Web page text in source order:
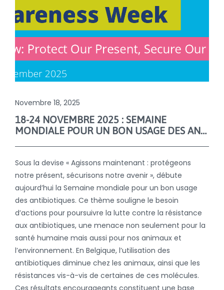
Novembre 18, 2025
18-24 NOVEMBRE 2025 : SEMAINE
MONDIALE POUR UN BON USAGE DES ANTIBIOTIQUES
Sous la devise « Agissons maintenant : protégeons
notre présent, sécurisons notre avenir », débute
aujourd’hui la Semaine mondiale pour un bon usage
des antibiotiques. Ce thème souligne le besoin
d’actions pour poursuivre la lutte contre la résistance
aux antibiotiques, une menace non seulement pour la
santé humaine mais aussi pour nos animaux et
l’environnement. En Belgique, l’utilisation des
antibiotiques diminue chez les animaux, ainsi que les
résistances vis-à-vis de certaines de ces molécules.
Ces résultats encourageants constituent une base